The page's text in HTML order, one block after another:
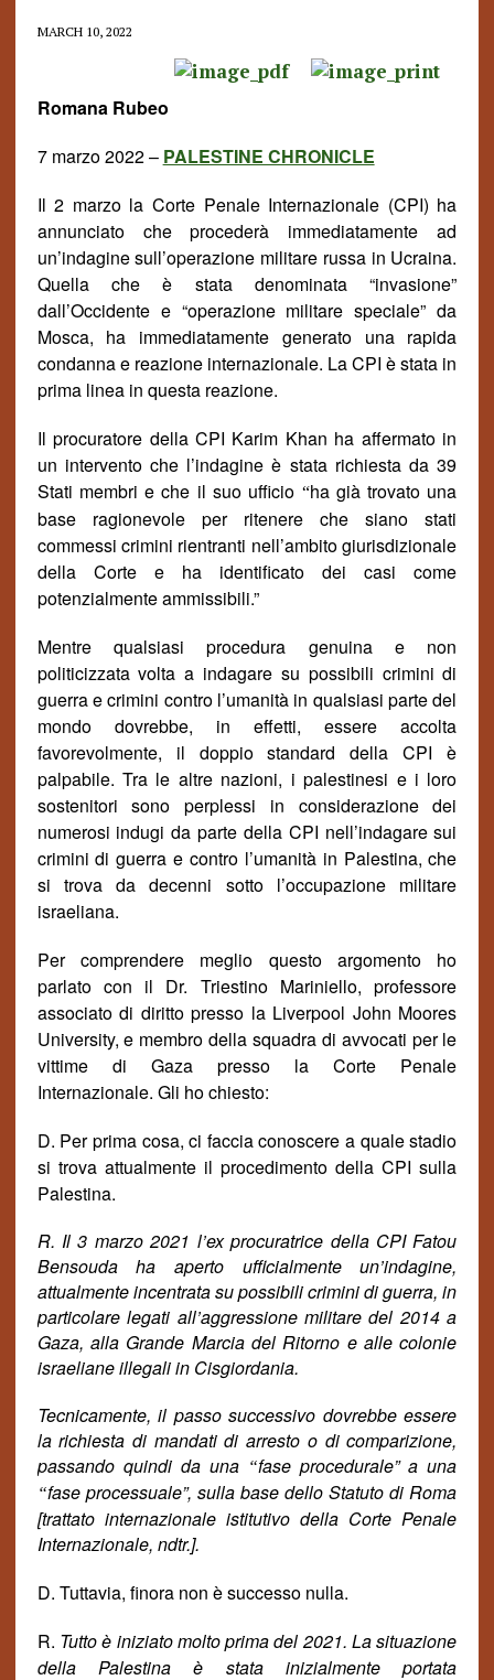
MARCH 10, 2022
Romana Rubeo
7 marzo 2022 – PALESTINE CHRONICLE
Il 2 marzo la Corte Penale Internazionale (CPI) ha
annunciato che procederà immediatamente ad
un’indagine sull’operazione militare russa in Ucraina.
Quella che è stata denominata “invasione”
dall’Occidente e “operazione militare speciale” da
Mosca, ha immediatamente generato una rapida
condanna e reazione internazionale. La CPI è stata in
prima linea in questa reazione.
Il procuratore della CPI Karim Khan ha affermato in
un intervento che l’indagine è stata richiesta da 39
Stati membri e che il suo ufficio “ha già trovato una
base ragionevole per ritenere che siano stati
commessi crimini rientranti nell’ambito giurisdizionale
della Corte e ha identificato dei casi come
potenzialmente ammissibili.”
Mentre qualsiasi procedura genuina e non
politicizzata volta a indagare su possibili crimini di
guerra e crimini contro l’umanità in qualsiasi parte del
mondo dovrebbe, in effetti, essere accolta
favorevolmente, il doppio standard della CPI è
palpabile. Tra le altre nazioni, i palestinesi e i loro
sostenitori sono perplessi in considerazione dei
numerosi indugi da parte della CPI nell’indagare sui
crimini di guerra e contro l’umanità in Palestina, che
si trova da decenni sotto l’occupazione militare
israeliana.
Per comprendere meglio questo argomento ho
parlato con il Dr. Triestino Mariniello, professore
associato di diritto presso la Liverpool John Moores
University, e membro della squadra di avvocati per le
vittime di Gaza presso la Corte Penale
Internazionale. Gli ho chiesto:
D. Per prima cosa, ci faccia conoscere a quale stadio
si trova attualmente il procedimento della CPI sulla
Palestina.
R. Il 3 marzo 2021 l’ex procuratrice della CPI Fatou
Bensouda ha aperto ufficialmente un’indagine,
attualmente incentrata su possibili crimini di guerra, in
particolare legati all’aggressione militare del 2014 a
Gaza, alla Grande Marcia del Ritorno e alle colonie
israeliane illegali in Cisgiordania.
Tecnicamente, il passo successivo dovrebbe essere
la richiesta di mandati di arresto o di comparizione,
passando quindi da una “fase procedurale” a una
“fase processuale”, sulla base dello Statuto di Roma
[trattato internazionale istitutivo della Corte Penale
Internazionale, ndtr.].
D. Tuttavia, finora non è successo nulla.
R. Tutto è iniziato molto prima del 2021. La situazione
della Palestina è stata inizialmente portata